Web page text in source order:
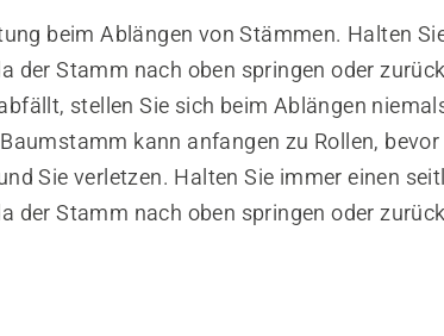
beim Ablängen von Stämmen. Halten
der Stamm nach oben springen oder
stellen Sie sich beim Ablängen
kann anfangen zu Rollen, bevor
Sie verletzen. Halten Sie immer einen
der Stamm nach oben springen oder